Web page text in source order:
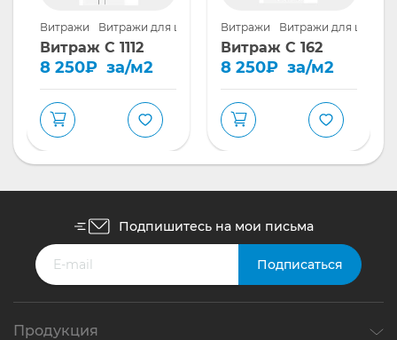
купе
Витражи Витражи для шкафов купе
Витраж С 1112
8 250₽ за/м2
Витражи Витражи для
Витраж С 162
8 250₽ за/м2
Подпишитесь на мои письма
Продукция